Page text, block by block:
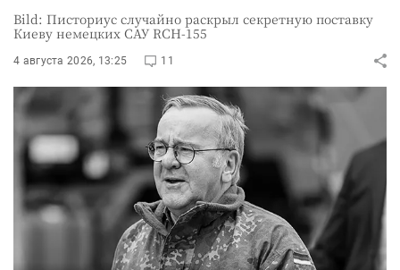
Bild: Писториус случайно раскрыл секретную поставку
Киеву немецких САУ RCH-155
4 августа 2026, 13:25 11